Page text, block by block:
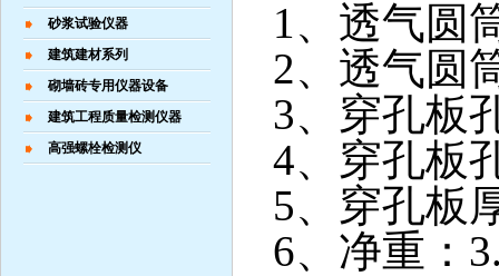
砂浆试验仪器
建筑建材系列
砌墙砖专用仪器设备
建筑工程质量检测仪器
高强螺栓检测仪
1、透气圆
2、透气圆
3、穿孔板
4、穿孔板
5、穿孔板
6、净重：